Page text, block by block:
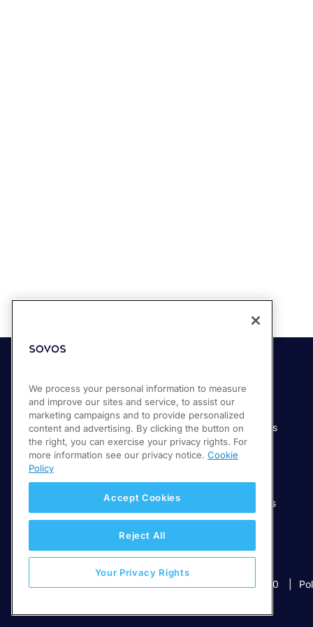
Soluciones
Compliance Cloud
Productos
Servicios
Industrias
Manufactura
Servicios financieros
Servicios digitales
Salud
Telecomunicaciones
Educación
© 2026 Sovos Compliance, LLC +52 55 50814360
We process your personal information to measure
and improve our sites and service, to assist our
marketing campaigns and to provide personalized
content and advertising. By clicking the button on
the right, you can exercise your privacy rights. For
more information see our privacy notice. Cookie
Policy
Accept Cookies
Reject All
Your Privacy Rights